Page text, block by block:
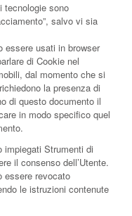
tecnologie sono
salvo vi sia
essere usati in browser
di Cookie nel
dal momento che si
la presenza di
di questo documento il
in modo specifico quel
impiegati Strumenti di
il consenso dell’Utente.
essere revocato
le istruzioni contenute